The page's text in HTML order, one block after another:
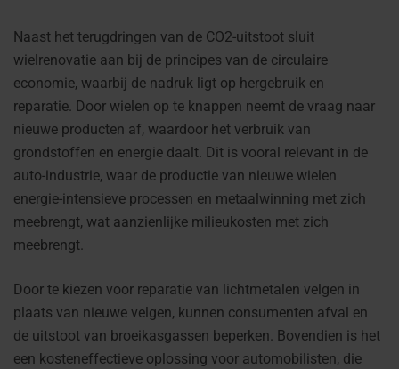
Naast het terugdringen van de CO2-uitstoot sluit
wielrenovatie aan bij de principes van de circulaire
economie, waarbij de nadruk ligt op hergebruik en
reparatie. Door wielen op te knappen neemt de vraag naar
nieuwe producten af, waardoor het verbruik van
grondstoffen en energie daalt. Dit is vooral relevant in de
auto-industrie, waar de productie van nieuwe wielen
energie-intensieve processen en metaalwinning met zich
meebrengt, wat aanzienlijke milieukosten met zich
meebrengt.
Door te kiezen voor reparatie van lichtmetalen velgen in
plaats van nieuwe velgen, kunnen consumenten afval en
de uitstoot van broeikasgassen beperken. Bovendien is het
een kosteneffectieve oplossing voor automobilisten, die